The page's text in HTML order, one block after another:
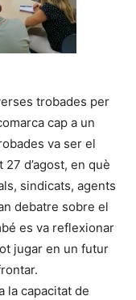
trobades per
cap a un
va ser el
d’agost, en què
sindicats, agents
debatre sobre el
es va reflexionar
jugar en un futur
la capacitat de